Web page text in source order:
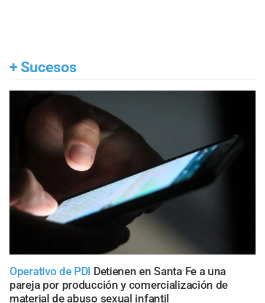
+ Sucesos
Operativo de PDI Detienen en Santa Fe a una
pareja por producción y comercialización de
material de abuso sexual infantil